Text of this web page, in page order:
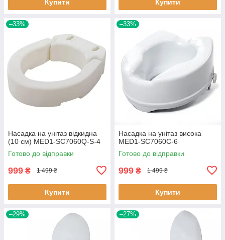
Купити Купити
–33%
Насадка на унітаз відкидна
(10 см) MED1-SC7060Q-S-4
Готово до відправки
999 ₴ 1 499 ₴
Купити
–33%
Насадка на унітаз висока
MED1-SC7060C-6
Готово до відправки
999 ₴ 1 499 ₴
Купити
–29% –27%